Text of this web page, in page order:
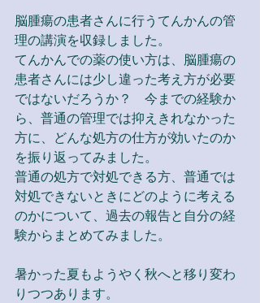
脳腫瘍の患者さんに行うてんかんの管
理の講演を収録しました。
てんかんでの薬の使い方は、脳腫瘍の
患者さんには少し違った考え方が必要
ではないだろうか？　今までの経験か
ら、普通の管理では抑えきれなかった
方に、どんな処方の仕方が効いたのか
を振り返ってみました。
普通の処方で対処できる方、普通では
対処できないときにどのように考える
のかについて、過去の報告と自分の経
験からまとめてみました。
暑かった夏もようやく秋へと移り変わ
りつつあります。